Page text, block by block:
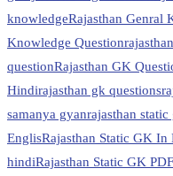
knowledgeRajasthan Genral
Knowledge Question
questionRajasthan GK
Hindirajasthan gk questions
samanya gyanrajasthan static
EnglisRajasthan Static GK In
hindiRajasthan Static GK